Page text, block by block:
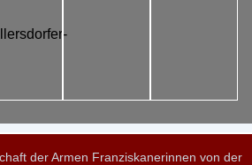
der Armen Franziskanerinnen von der